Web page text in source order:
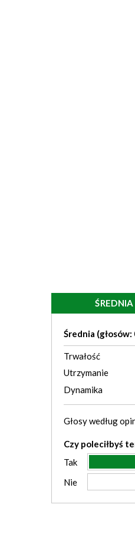
Średnia (głosów:
Trwałość
Utrzymanie
Dynamika
Głosy według
Czy poleciłbyś
Tak
Nie